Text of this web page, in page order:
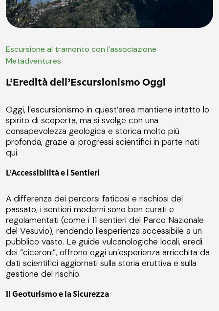
Escursione al tramonto con l’associazione
Metadventures
L’Eredità dell’Escursionismo Oggi
Oggi, l’escursionismo in quest’area mantiene intatto lo
spirito di scoperta, ma si svolge con una
consapevolezza geologica e storica molto più
profonda, grazie ai progressi scientifici in parte nati
qui.
L’Accessibilità e i Sentieri
A differenza dei percorsi faticosi e rischiosi del
passato, i sentieri moderni sono ben curati e
regolamentati (come i 11 sentieri del Parco Nazionale
del Vesuvio), rendendo l’esperienza accessibile a un
pubblico vasto. Le guide vulcanologiche locali, eredi
dei “ciceroni”, offrono oggi un’esperienza arricchita da
dati scientifici aggiornati sulla storia eruttiva e sulla
gestione del rischio.
Il Geoturismo e la Sicurezza